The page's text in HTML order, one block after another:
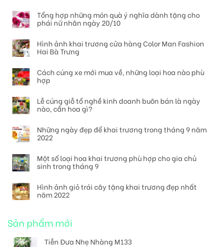
Tổng hợp những món quà ý nghĩa dành tặng cho
phái nữ nhân ngày 20/10
Hình ảnh khai trương cửa hàng Color Man Fashion
Hai Bà Trưng
Cách cúng xe mới mua về, những loại hoa nào phù
hợp
Lễ cúng giỗ tổ nghề kinh doanh buôn bán là ngày
nào, cần hoa gì?
Những ngày đẹp để khai trương trong tháng 9 năm
2022
Một số loại hoa khai trương phù hợp cho gia chủ
sinh trong tháng 9
Hình ảnh giỏ trái cây tặng khai trương đẹp nhất
năm 2022
Sản phẩm mới
Tiễn Đưa Nhẹ Nhàng M133